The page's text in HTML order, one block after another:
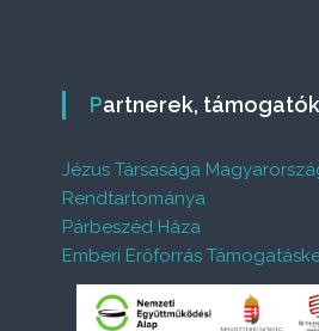
Partnerek, támogatók
Jézus Társasága
Rendtartománya
Párbeszéd Háza
Emberi Erőforrás